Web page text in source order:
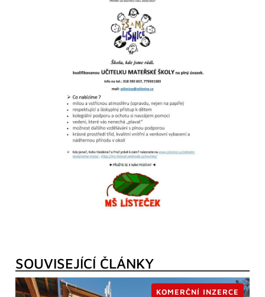
SOUVISEJÍCÍ ČLÁNKY
KOMERČNÍ INZERCE